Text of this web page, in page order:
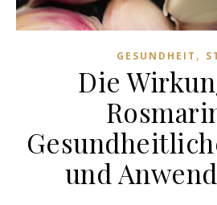
GESUNDHEIT ,
Die
und